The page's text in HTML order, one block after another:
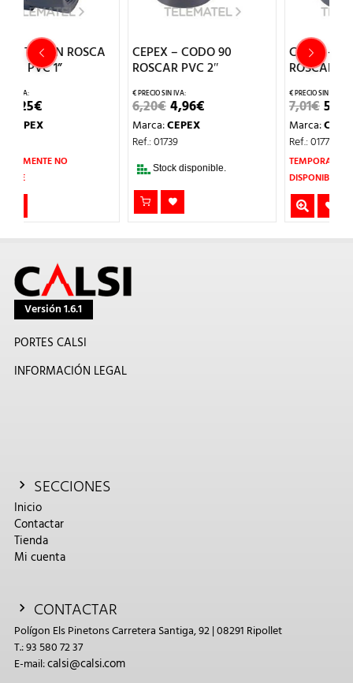
CEPEX – CODO 90
ROSCAR PVC 2″
6,20
ORIGINAL
PRECIO
ACTUAL
Marca:
CEPEX – CODO 45
ROSCAR PVC 2″
7,01
ORIGINAL
PRECIO
ACTUAL
5,61€.
Marca:
TEMPORALMENTE NO
Versión 1.6.1
PORTES CALSI
INFORMACIÓN LEGAL
SECCIONES
Inicio
Contactar
Tienda
Mi cuenta
CONTACTAR
Polígon Els Pinetons Carretera Santiga, 92 | 08291 Ripollet
T.: 93 580 72 37
E-mail:calsi@calsi.com